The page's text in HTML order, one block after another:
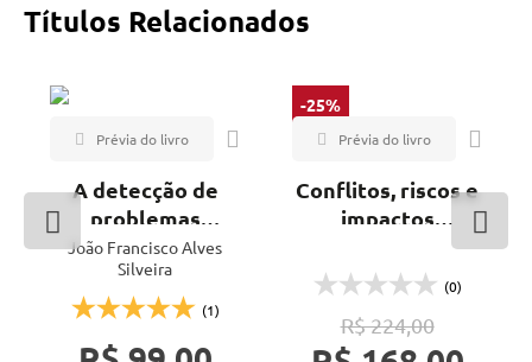
Títulos Relacionados
A detecção de
problemas
técnicos em
barragens de
concreto através
João Francisco Alves
Silveira
(1)
-25%
Conflitos, riscos e
impactos
barragens (0)
R$ 224,00